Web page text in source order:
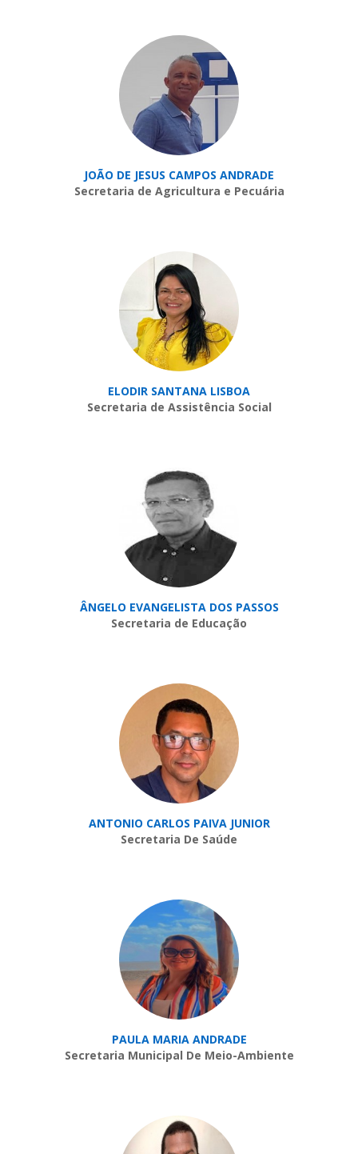
JOÃO DE JESUS CAMPOS ANDRADE
Secretaria de Agricultura e Pecuária
ELODIR SANTANA LISBOA
Secretaria de Assistência Social
ÂNGELO EVANGELISTA DOS PASSOS
Secretaria de Educação
ANTONIO CARLOS PAIVA JUNIOR
Secretaria De Saúde
PAULA MARIA ANDRADE
Secretaria Municipal De Meio-Ambiente